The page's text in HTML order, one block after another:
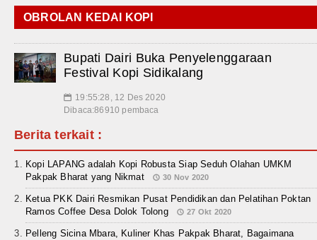
OBROLAN KEDAI KOPI
Bupati Dairi Buka Penyelenggaraan
Festival Kopi Sidikalang
📅 19:55:28, 12 Des 2020
Dibaca:86910 pembaca
Berita terkait :
Kopi LAPANG adalah Kopi Robusta Siap Seduh Olahan UMKM
Pakpak Bharat yang Nikmat
30 Nov 2020
Ketua PKK Dairi Resmikan Pusat Pendidikan dan Pelatihan Poktan
Ramos Coffee Desa Dolok Tolong
27 Okt 2020
Pelleng Sicina Mbara, Kuliner Khas Pakpak Bharat, Bagaimana